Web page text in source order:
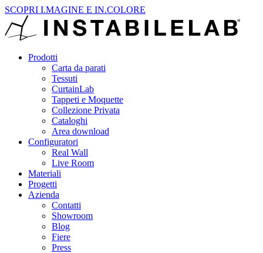
SCOPRI I.MAGINE E IN.COLORE
Prodotti
Carta da parati
Tessuti
CurtainLab
Tappeti e Moquette
Collezione Privata
Cataloghi
Area download
Configuratori
Real Wall
Live Room
Materiali
Progetti
Azienda
Contatti
Showroom
Blog
Fiere
Press